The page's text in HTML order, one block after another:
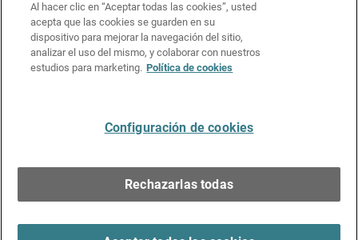
Política de cookies
Política de privacidad
Kit de medios y marca
Al hacer clic en “Aceptar todas las cookies”, usted
acepta que las cookies se guarden en su
dispositivo para mejorar la navegación del sitio,
analizar el uso del mismo, y colaborar con nuestros
estudios para marketing. Política de cookies
Configuración de cookies
Rechazarlas todas